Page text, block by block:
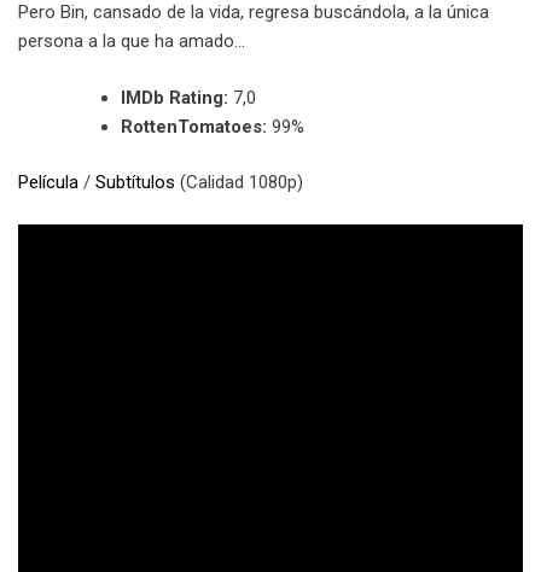
Pero Bin, cansado de la vida, regresa buscándola, a la única
persona a la que ha amado…
IMDb Rating: 7,0
RottenTomatoes: 99%
Película / Subtítulos (Calidad 1080p)